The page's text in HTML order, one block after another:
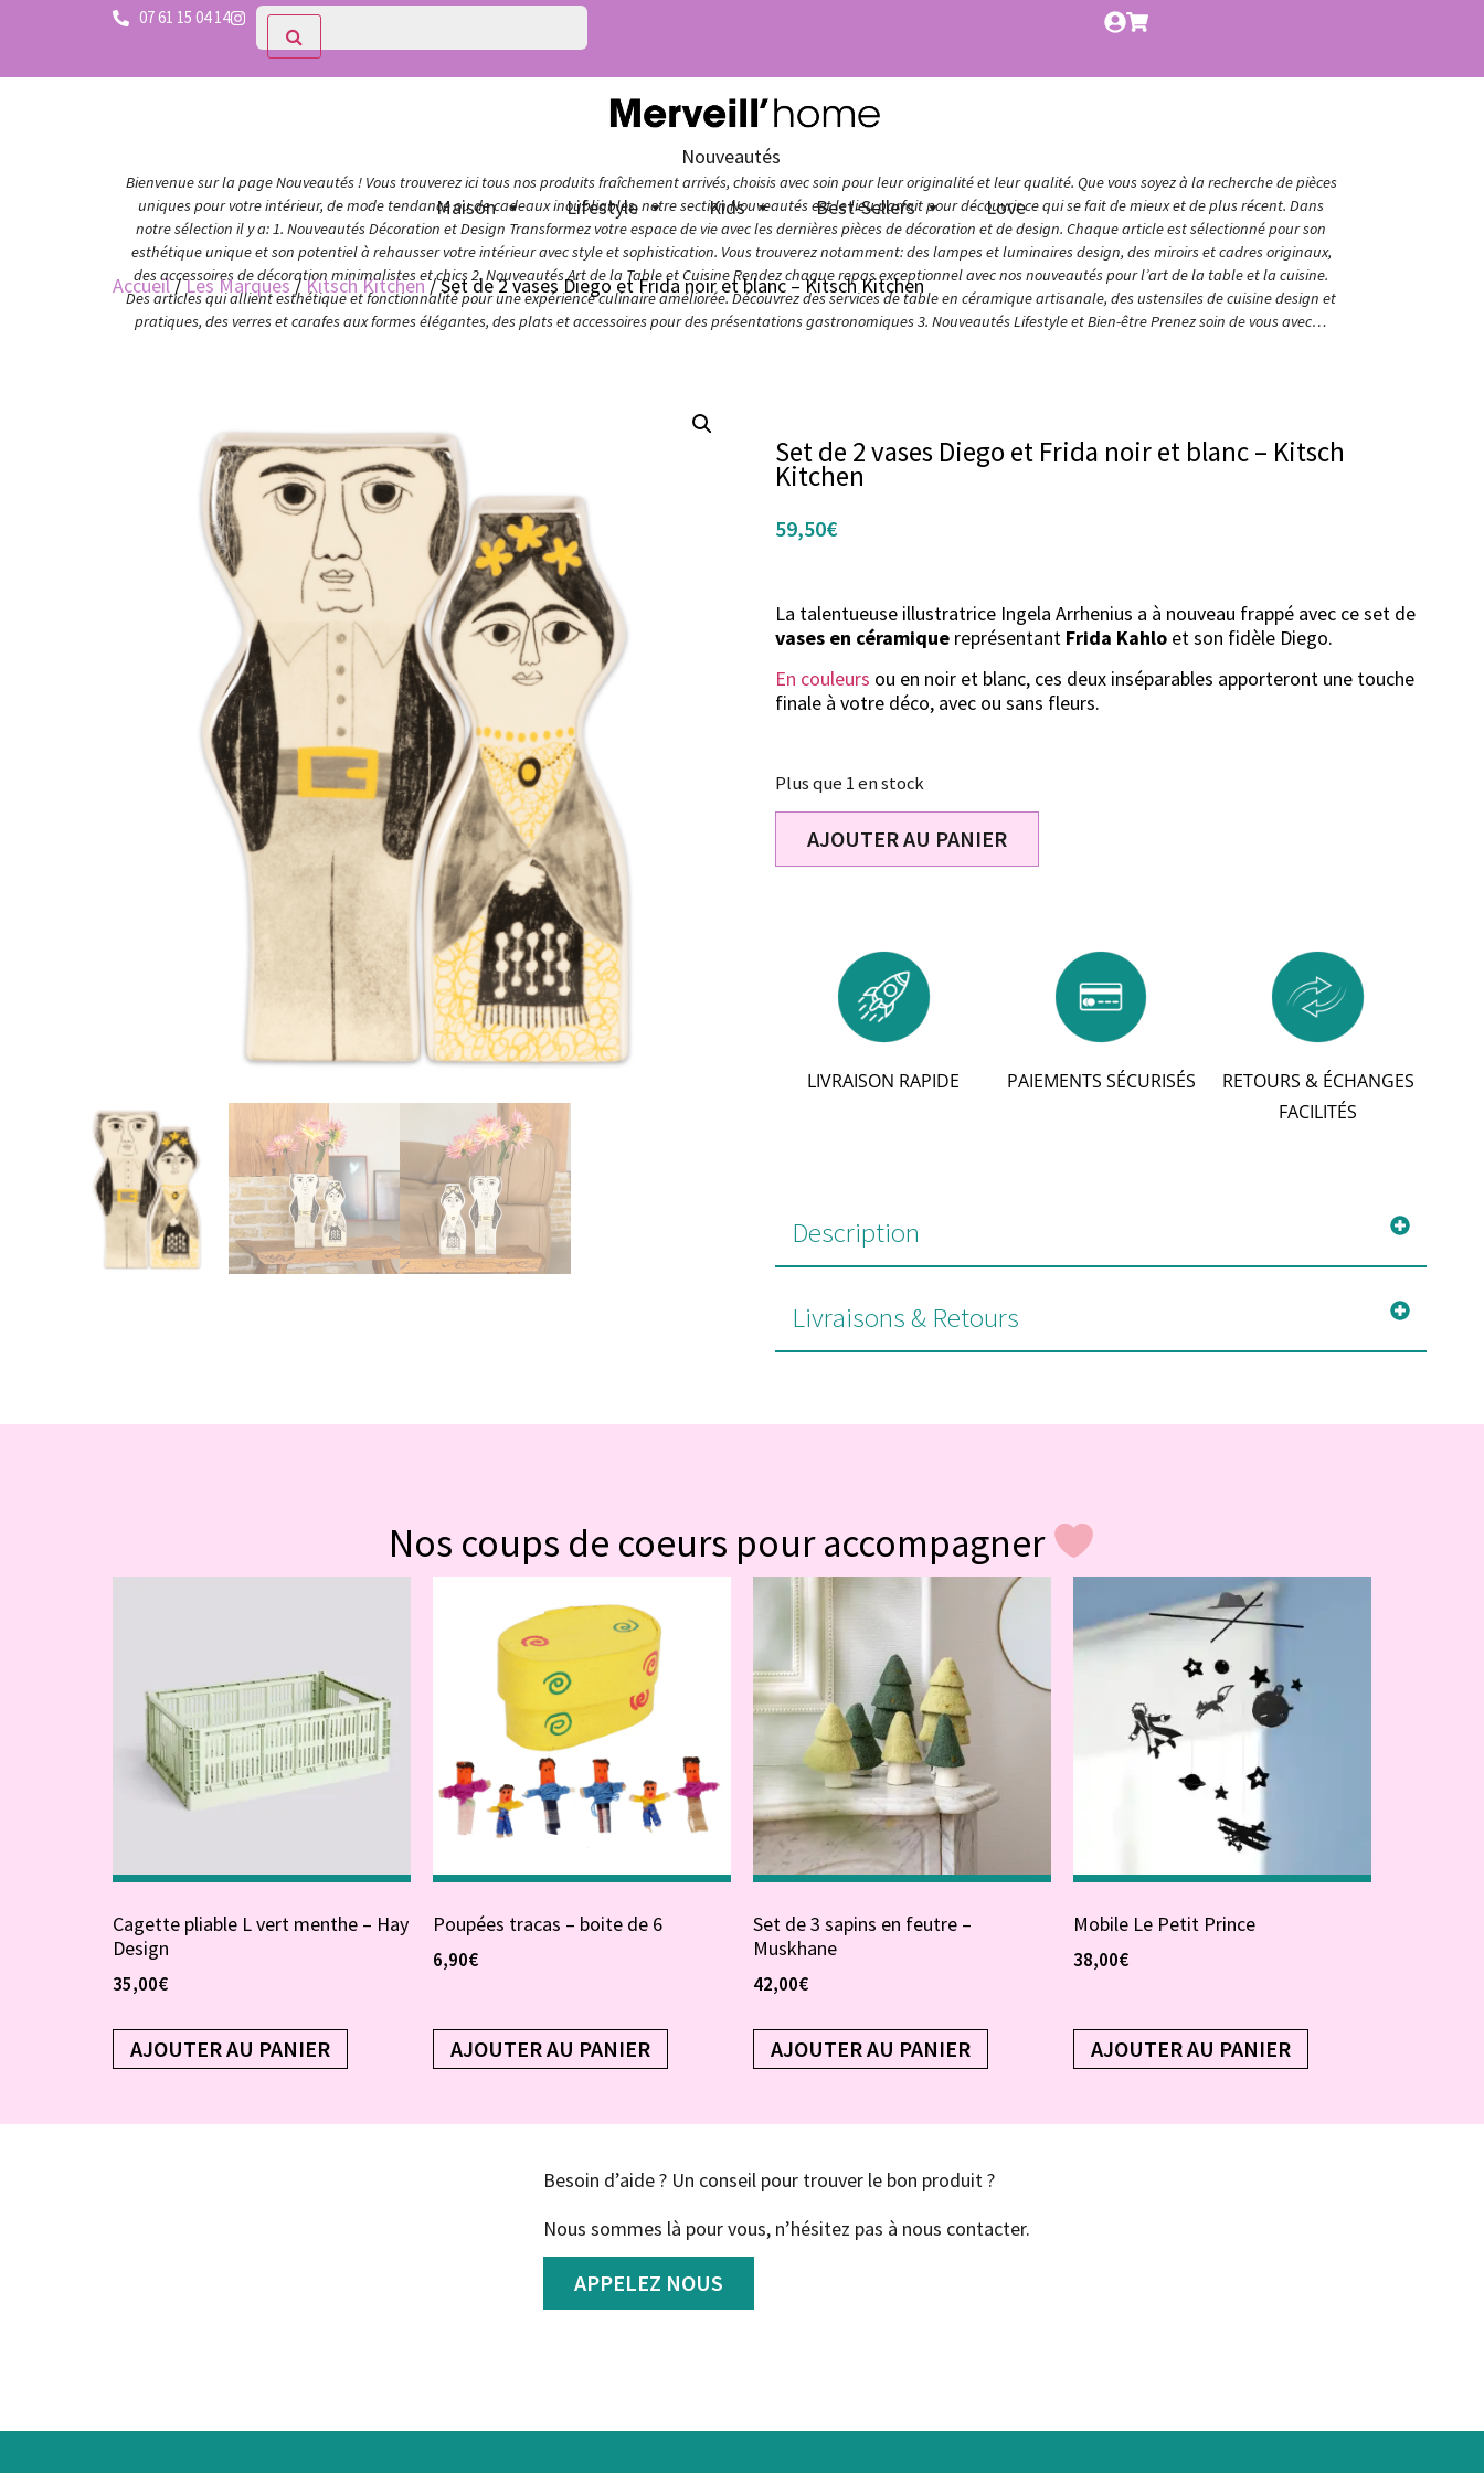
07 61 15 04 14
Nouveautés
Bienvenue sur la page Nouveautés ! Vous trouverez ici tous nos produits fraîchement arrivés, choisis avec soin pour leur originalité et leur qualité. Que vous soyez à la recherche de pièces
uniques pour votre intérieur, de mode tendance ou de cadeaux inoubliables, notre section Nouveautés est le lieu parfait pour découvrir ce qui se fait de mieux et de plus récent. Dans
notre sélection il y a: 1. Nouveautés Décoration et Design Transformez votre espace de vie avec les dernières pièces de décoration et de design. Chaque article est sélectionné pour son
esthétique unique et son potentiel à rehausser votre intérieur avec style et sophistication. Vous trouverez notamment: des lampes et luminaires design, des miroirs et cadres originaux,
des accessoires de décoration minimalistes et chics 2. Nouveautés Art de la Table et Cuisine Rendez chaque repas exceptionnel avec nos nouveautés pour l’art de la table et la cuisine.
Des articles qui allient esthétique et fonctionnalité pour une expérience culinaire améliorée. Découvrez des services de table en céramique artisanale, des ustensiles de cuisine design et
pratiques, des verres et carafes aux formes élégantes, des plats et accessoires pour des présentations gastronomiques 3. Nouveautés Lifestyle et Bien-être Prenez soin de vous avec…
Maison Lifestyle Kids Best-Sellers Love
Accueil/Les Marques/Kitsch Kitchen/ Set de 2 vases Diego et Frida noir et blanc – Kitsch Kitchen
Set de 2 vases Diego et Frida noir et blanc – Kitsch
Kitchen
59,50€
La talentueuse illustratrice Ingela Arrhenius a à nouveau frappé avec ce set de
vases en céramique représentant Frida Kahlo et son fidèle Diego.
En couleurs ou en noir et blanc, ces deux inséparables apporteront une touche
finale à votre déco, avec ou sans fleurs.
Plus que 1 en stock
AJOUTER AU PANIER
LIVRAISON RAPIDE PAIEMENTS SÉCURISÉS
RETOURS & ÉCHANGES
FACILITÉS
Description
Livraisons & Retours
Nos coups de coeurs pour accompagner
Cagette pliable L vert menthe – Hay
Design
35,00€
AJOUTER AU PANIER
Poupées tracas – boite de 6
6,90€
AJOUTER AU PANIER
Set de 3 sapins en feutre –
Muskhane
42,00€
AJOUTER AU PANIER
Mobile Le Petit Prince
38,00€
AJOUTER AU PANIER
Besoin d’aide ? Un conseil pour trouver le bon produit ?
Nous sommes là pour vous, n’hésitez pas à nous contacter.
APPELEZ NOUS